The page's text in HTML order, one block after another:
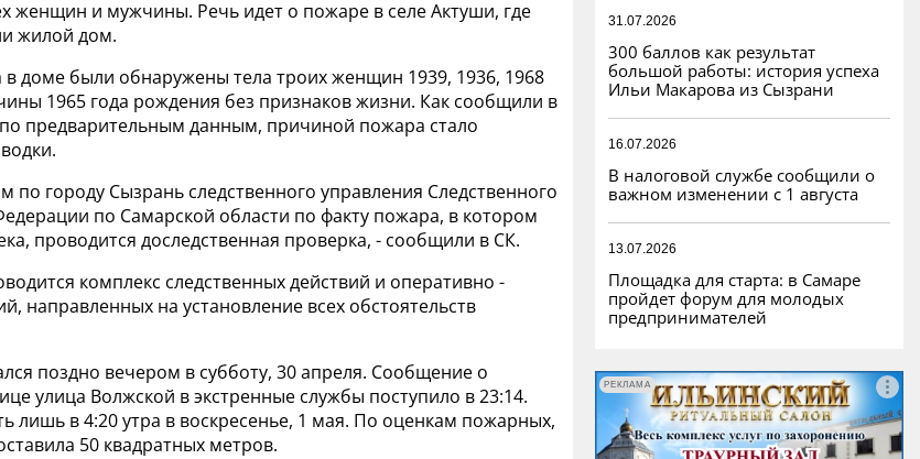
женщин и мужчины. Речь идет о пожаре в селе Актуши, где
жилой дом.
доме были обнаружены тела троих женщин 1939, 1936, 1968
1965 года рождения без признаков жизни. Как сообщили в
предварительным данным, причиной пожара стало
по городу Сызрань следственного управления Следственного
по Самарской области по факту пожара, в котором
проводится доследственная проверка, - сообщили в СК.
комплекс следственных действий и оперативно -
направленных на установление всех обстоятельств
поздно вечером в субботу, 30 апреля. Сообщение о
улица Волжской в экстренные службы поступило в 23:14.
лишь в 4:20 утра в воскресенье, 1 мая. По оценкам пожарных,
50 квадратных метров.
31.07.2026
300 баллов как результат
большой работы: история успеха
Ильи Макарова из Сызрани
16.07.2026
В налоговой службе сообщили о
важном изменении с 1 августа
13.07.2026
Площадка для старта: в Самаре
пройдет форум для молодых
предпринимателей
РЕКЛАМА